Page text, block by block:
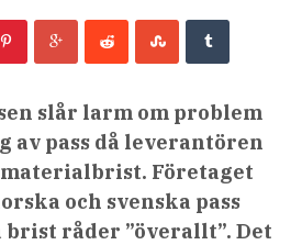
slår larm om problem
pass då leverantören
Företaget
och svenska pass
brist råder ”överallt”. Det